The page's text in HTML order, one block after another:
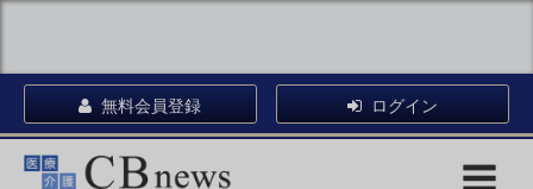
無料会員登録 ログイン